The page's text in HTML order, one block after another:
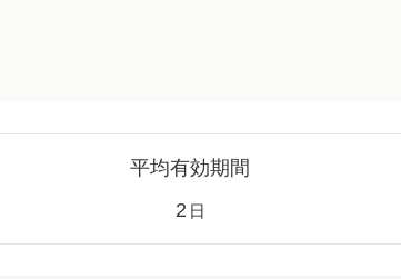
平均有効期間
2 日